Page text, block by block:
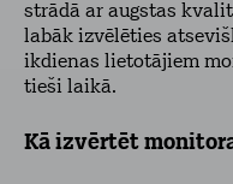
strādā ar augstas
labāk izvēlēties
ikdienas lietotājiem
tieši laikā.
Kā izvērtēt